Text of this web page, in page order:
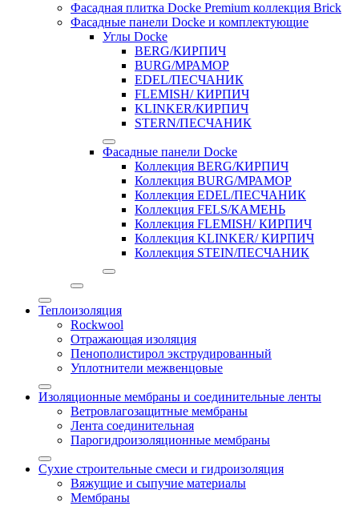
Фасадная плитка Docke Premium коллекция Brick
Фасадные панели Docke и комплектующие
Углы Docke
BERG/КИРПИЧ
BURG/МРАМОР
EDEL/ПЕСЧАНИК
FLEMISH/ КИРПИЧ
KLINKER/КИРПИЧ
STERN/ПЕСЧАНИК
Фасадные панели Docke
Коллекция BERG/КИРПИЧ
Коллекция BURG/МРАМОР
Коллекция EDEL/ПЕСЧАНИК
Коллекция FELS/КАМЕНЬ
Коллекция FLEMISH/ КИРПИЧ
Коллекция KLINKER/ КИРПИЧ
Коллекция STEIN/ПЕСЧАНИК
Теплоизоляция
Rockwool
Отражающая изоляция
Пенополистирол экструдированный
Уплотнители межвенцовые
Изоляционные мембраны и соединительные ленты
Ветровлагозащитные мембраны
Лента соединительная
Парогидроизоляционные мембраны
Сухие строительные смеси и гидроизоляция
Вяжущие и сыпучие материалы
Мембраны